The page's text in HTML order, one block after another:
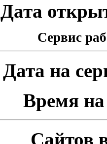
Дата
Сервис
Дата на
Время на
Сайтов